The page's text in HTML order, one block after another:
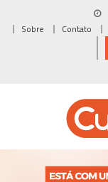
Sobre
Contato